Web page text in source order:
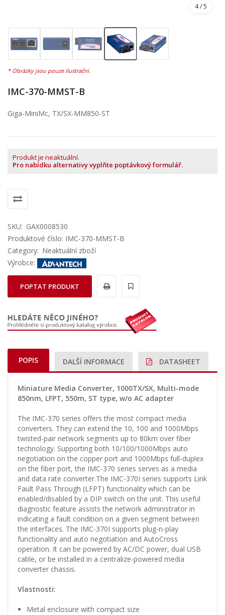
4/ 5
IMC-370-MMST-B
Giga-MiniMc, TX/SX-MM850-ST
Produkt je neaktuální.
Pro nabídku alternativy vyplňte poptávkový formulář.
SKU: GAX0008530
Produktové číslo: IMC-370-MMST-B
Category: Neaktuální zboží
Výrobce:
POPTAT PRODUKT
POPIS DALŠÍ INFORMACE DATASHEET
Miniature Media Converter, 1000TX/SX, Multi-mode
850nm, LFPT, 550m, ST type, w/o AC adapter
The IMC-370 series offers the most compact media
converters. They can extend the 10, 100 and 1000Mbps
twisted-pair network segments up to 80km over fiber
technology. Supporting both 10/100/1000Mbps auto
negotiation on the copper port and 1000Mbps full-duplex
on the fiber port, the IMC-370 series serves as a media
and data rate converter.The IMC-370I series supports Link
Fault Pass Through (LFPT) functionality which can be
enabled/disabled by a DIP switch on the unit. This useful
diagnostic feature assists the network administrator in
indicating a fault condition on a given segment between
the interfaces. The IMC-370I supports plug-n-play
functionality and auto negotiation and AutoCross
operation. It can be powered by AC/DC power, dual USB
cable, or be installed in a centralize-powered media
converter chassis.
Vlastnosti:
Metal enclosure with compact size